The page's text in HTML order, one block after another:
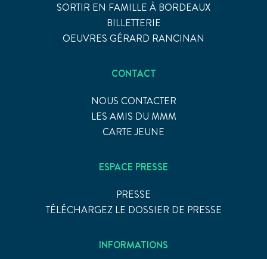
SORTIR EN FAMILLE À BORDEAUX
BILLETTERIE
OEUVRES GÉRARD RANCINAN
CONTACT
NOUS CONTACTER
LES AMIS DU MMM
CARTE JEUNE
ESPACE PRESSE
PRESSE
TÉLÉCHARGEZ LE DOSSIER DE PRESSE
INFORMATIONS